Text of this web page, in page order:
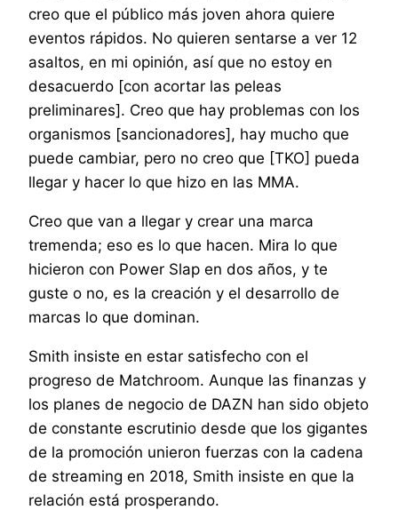
creo que el público más joven ahora quiere
eventos rápidos. No quieren sentarse a ver 12
asaltos, en mi opinión, así que no estoy en
desacuerdo [con acortar las peleas
preliminares]. Creo que hay problemas con los
organismos [sancionadores], hay mucho que
puede cambiar, pero no creo que [TKO] pueda
llegar y hacer lo que hizo en las MMA.
Creo que van a llegar y crear una marca
tremenda; eso es lo que hacen. Mira lo que
hicieron con Power Slap en dos años, y te
guste o no, es la creación y el desarrollo de
marcas lo que dominan.
Smith insiste en estar satisfecho con el
progreso de Matchroom. Aunque las finanzas y
los planes de negocio de DAZN han sido objeto
de constante escrutinio desde que los gigantes
de la promoción unieron fuerzas con la cadena
de streaming en 2018, Smith insiste en que la
relación está prosperando.